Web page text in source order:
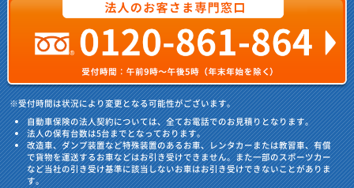
※受付時間は状況により変更となる可能性がございます。
自動車保険の法人契約については、全てお電話でのお見積りとなります。
法人の保有台数は5台までとなっております。
改造車、ダンプ装置など特殊装置のあるお車、レンタカーまたは教習車、有償
で貨物を運送するお車などはお引き受けできません。また一部のスポーツカー
など当社の引き受け基準に該当しないお車はお引き受けできないことがありま
す。